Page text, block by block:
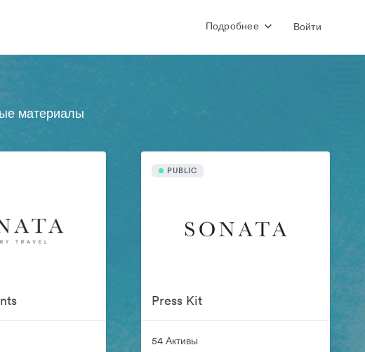
Подробнее Войти
материалы
PUBLIC
Press Kit
54 Активы